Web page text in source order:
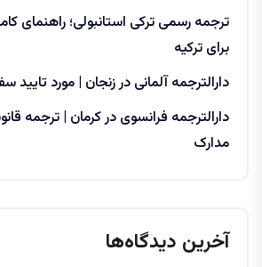
ترجمه رسمی ترکی استانبولی؛ راهنمای
برای ترکیه
دارالترجمه آلمانی در زنجان | مورد تایید
دارالترجمه فرانسوی در کرمان | ترجمه
مدارک
آخرین دیدگاه‌ها